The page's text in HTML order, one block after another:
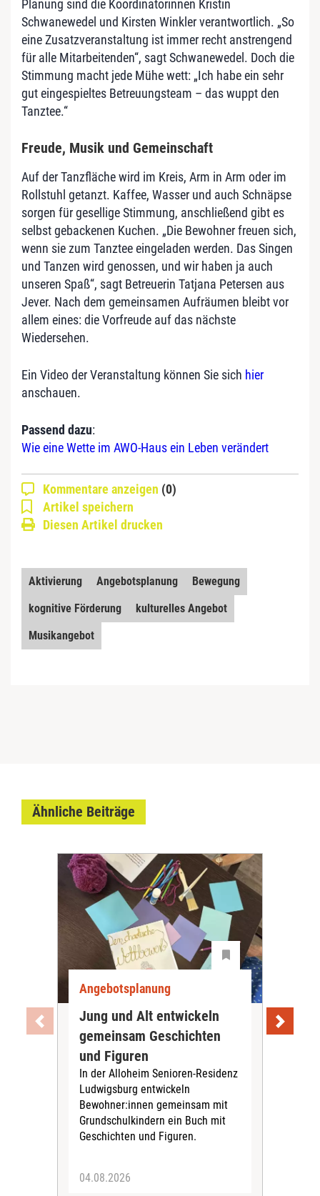
Planung sind die Koordinatorinnen Kristin
Schwanewedel und Kirsten Winkler verantwortlich. „So
eine Zusatzveranstaltung ist immer recht anstrengend
für alle Mitarbeitenden“, sagt Schwanewedel. Doch die
Stimmung macht jede Mühe wett: „Ich habe ein sehr
gut eingespieltes Betreuungsteam – das wuppt den
Tanztee.“
Freude, Musik und Gemeinschaft
Auf der Tanzfläche wird im Kreis, Arm in Arm oder im
Rollstuhl getanzt. Kaffee, Wasser und auch Schnäpse
sorgen für gesellige Stimmung, anschließend gibt es
selbst gebackenen Kuchen. „Die Bewohner freuen sich,
wenn sie zum Tanztee eingeladen werden. Das Singen
und Tanzen wird genossen, und wir haben ja auch
unseren Spaß“, sagt Betreuerin Tatjana Petersen aus
Jever. Nach dem gemeinsamen Aufräumen bleibt vor
allem eines: die Vorfreude auf das nächste
Wiedersehen.
Ein Video der Veranstaltung können Sie sich hier
anschauen.
Passend dazu:
Wie eine Wette im AWO-Haus ein Leben verändert
Kommentare anzeigen (0)
Artikel speichern
Diesen Artikel drucken
Aktivierung Angebotsplanung
Bewegung
kognitive Förderung
kulturelles Angebot
Musikangebot
Ähnliche Beiträge
Angebotsplanung
Jung und Alt entwickeln
gemeinsam Geschichten
und Figuren
In der Alloheim Senioren-Residenz
Ludwigsburg entwickeln
Bewohner:innen gemeinsam mit
Grundschulkindern ein Buch mit
Geschichten und Figuren.
04.08.2026